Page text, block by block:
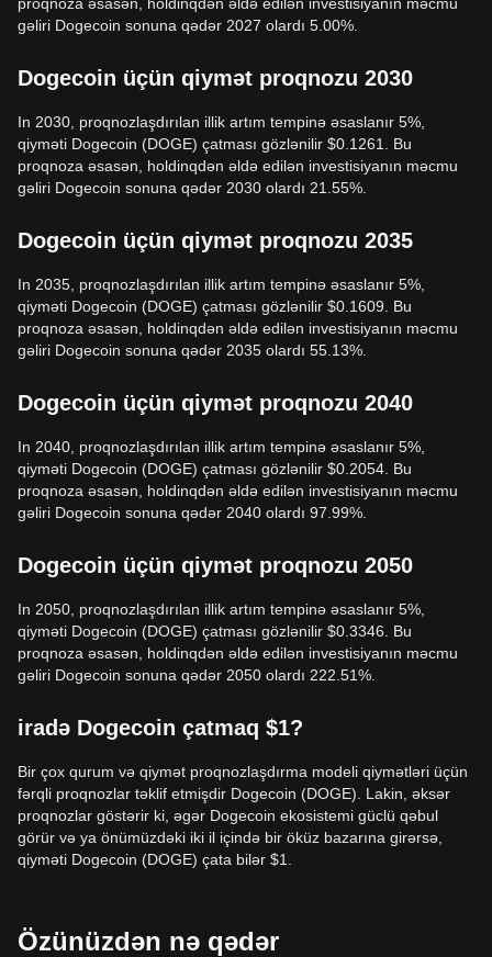
gəliri Dogecoin sonuna qədər 2027 olardı 5.00%.
Dogecoin üçün qiymət proqnozu 2030
In 2030, proqnozlaşdırılan illik artım tempinə əsaslanır 5%,
qiyməti Dogecoin (DOGE) çatması gözlənilir $0.1261. Bu
proqnoza əsasən, holdinqdən əldə edilən investisiyanın məcmu
gəliri Dogecoin sonuna qədər 2030 olardı 21.55%.
Dogecoin üçün qiymət proqnozu 2035
In 2035, proqnozlaşdırılan illik artım tempinə əsaslanır 5%,
qiyməti Dogecoin (DOGE) çatması gözlənilir $0.1609. Bu
proqnoza əsasən, holdinqdən əldə edilən investisiyanın məcmu
gəliri Dogecoin sonuna qədər 2035 olardı 55.13%.
Dogecoin üçün qiymət proqnozu 2040
In 2040, proqnozlaşdırılan illik artım tempinə əsaslanır 5%,
qiyməti Dogecoin (DOGE) çatması gözlənilir $0.2054. Bu
proqnoza əsasən, holdinqdən əldə edilən investisiyanın məcmu
gəliri Dogecoin sonuna qədər 2040 olardı 97.99%.
Dogecoin üçün qiymət proqnozu 2050
In 2050, proqnozlaşdırılan illik artım tempinə əsaslanır 5%,
qiyməti Dogecoin (DOGE) çatması gözlənilir $0.3346. Bu
proqnoza əsasən, holdinqdən əldə edilən investisiyanın məcmu
gəliri Dogecoin sonuna qədər 2050 olardı 222.51%.
iradə Dogecoin çatmaq $1?
Bir çox qurum və qiymət proqnozlaşdırma modeli qiymətləri üçün
fərqli proqnozlar təklif etmişdir Dogecoin (DOGE). Lakin, əksər
proqnozlar göstərir ki, əgər Dogecoin ekosistemi güclü qəbul
görür və ya önümüzdəki iki il içində bir öküz bazarına girərsə,
qiyməti Dogecoin (DOGE) çata bilər $1.
Özünüzdən nə qədər